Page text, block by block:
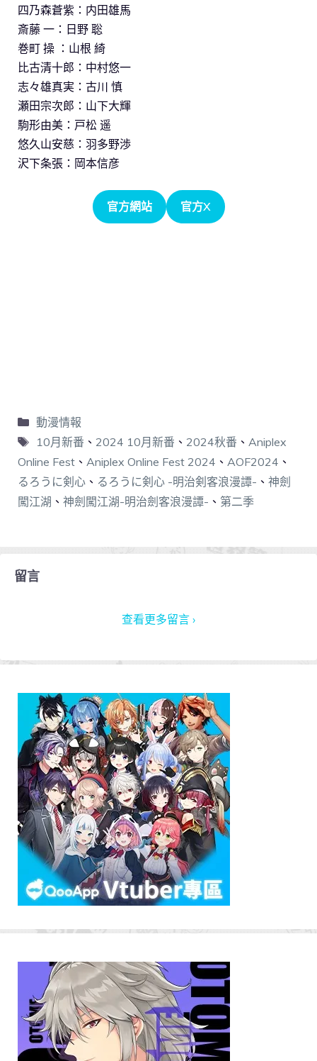
四乃森蒼紫：内田雄馬
斎藤 一：日野 聡
巻町 操 ：山根 綺
比古清十郎：中村悠一
志々雄真実：古川 慎
瀬田宗次郎：山下大輝
駒形由美：戸松 遥
悠久山安慈：羽多野渉
沢下条張：岡本信彦
官方網站 官方X
動漫情報
10月新番 、 2024 10月新番 、 2024秋番 、 Aniplex
Online Fest 、 Aniplex Online Fest 2024 、 AOF2024 、
るろうに剣心 、 るろうに剣心 -明治剣客浪漫譚- 、 神劍
闖江湖 、 神劍闖江湖-明治劍客浪漫譚- 、 第二季
留言
查看更多留言 ›